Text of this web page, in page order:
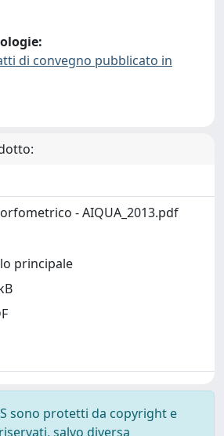
di convegno pubblicato in
- AIQUA_2013.pdf
principale
sono protetti da copyright e
salvo diversa